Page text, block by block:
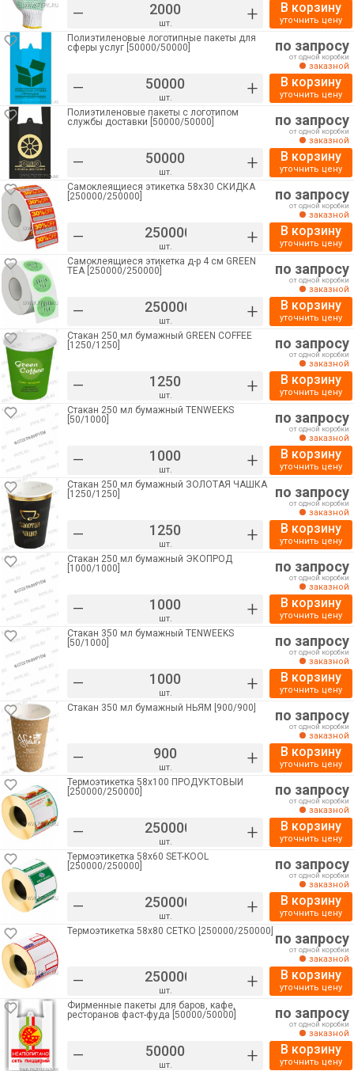
– шт. + В корзину
уточнить цену
Полиэтиленовые логотипные пакеты для
сферы услуг [50000/50000]
– шт. +
по запросу
от одной коробки
заказной
В корзину
уточнить цену
Полиэтиленовые пакеты с логотипом
службы доставки [50000/50000]
– шт. +
по запросу
от одной коробки
заказной
В корзину
уточнить цену
Самоклеящиеся этикетка 58х30 СКИДКА
[250000/250000]
– шт. +
по запросу
от одной коробки
заказной
В корзину
уточнить цену
Самоклеящиеся этикетка д-р 4 см GREEN
TEA [250000/250000]
– шт. +
по запросу
от одной коробки
заказной
В корзину
уточнить цену
Стакан 250 мл бумажный GREEN COFFEE
[1250/1250]
– шт. +
по запросу
от одной коробки
заказной
В корзину
уточнить цену
Стакан 250 мл бумажный TENWEEKS
[50/1000]
– шт. +
по запросу
от одной коробки
заказной
В корзину
уточнить цену
Стакан 250 мл бумажный ЗОЛОТАЯ ЧАШКА
[1250/1250]
– шт. +
по запросу
от одной коробки
заказной
В корзину
уточнить цену
Стакан 250 мл бумажный ЭКОПРОД
[1000/1000]
– шт. +
по запросу
от одной коробки
заказной
В корзину
уточнить цену
Стакан 350 мл бумажный TENWEEKS
[50/1000]
– шт. +
по запросу
от одной коробки
заказной
В корзину
уточнить цену
Стакан 350 мл бумажный НЬЯМ [900/900]
– шт. +
по запросу
от одной коробки
заказной
В корзину
уточнить цену
Термоэтикетка 58х100 ПРОДУКТОВЫЙ
[250000/250000]
– шт. +
по запросу
от одной коробки
заказной
В корзину
уточнить цену
Термоэтикетка 58х60 SET-KOOL
[250000/250000]
– шт. +
по запросу
от одной коробки
заказной
В корзину
уточнить цену
Термоэтикетка 58х80 CETKO [250000/250000]
– шт. +
по запросу
от одной коробки
заказной
В корзину
уточнить цену
Фирменные пакеты для баров, кафе,
ресторанов фаст-фуда [50000/50000]
– шт. +
по запросу
от одной коробки
заказной
В корзину
уточнить цену